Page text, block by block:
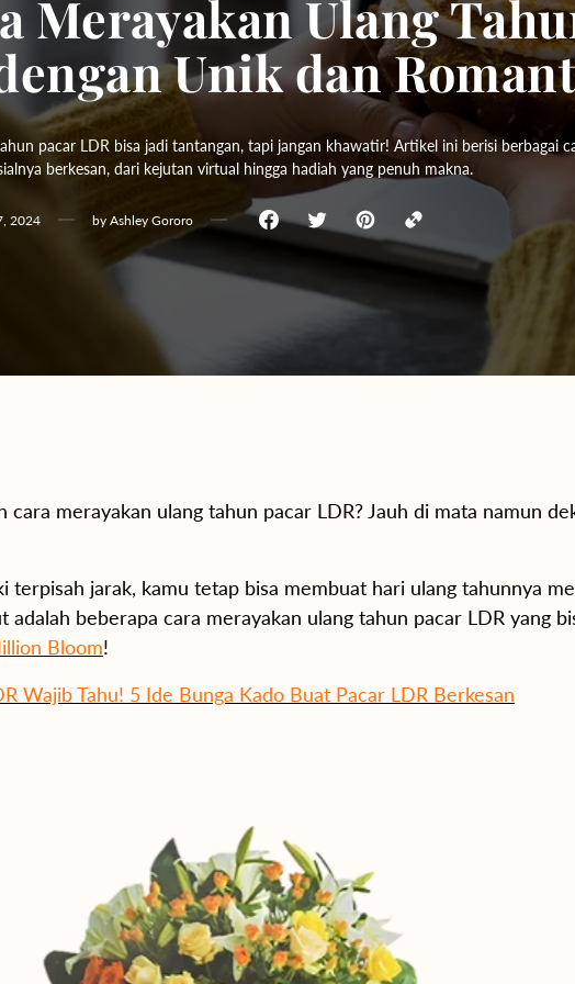
Yogyakarta
Bali
Merayakan Ulang
Unik dan
pacar LDR bisa jadi tantangan, tapi jangan khawatir! Artikel ini berisi berbagai
berkesan, dari kejutan virtual hingga hadiah yang penuh makna.
2024 by Ashley Gororo
cara merayakan ulang tahun pacar LDR? Jauh di mata namun
terpisah jarak, kamu tetap bisa membuat hari ulang tahunnya
adalah beberapa cara merayakan ulang tahun pacar LDR yang
Bloom!
Wajib Tahu! 5 Ide Bunga Kado Buat Pacar LDR Berkesan